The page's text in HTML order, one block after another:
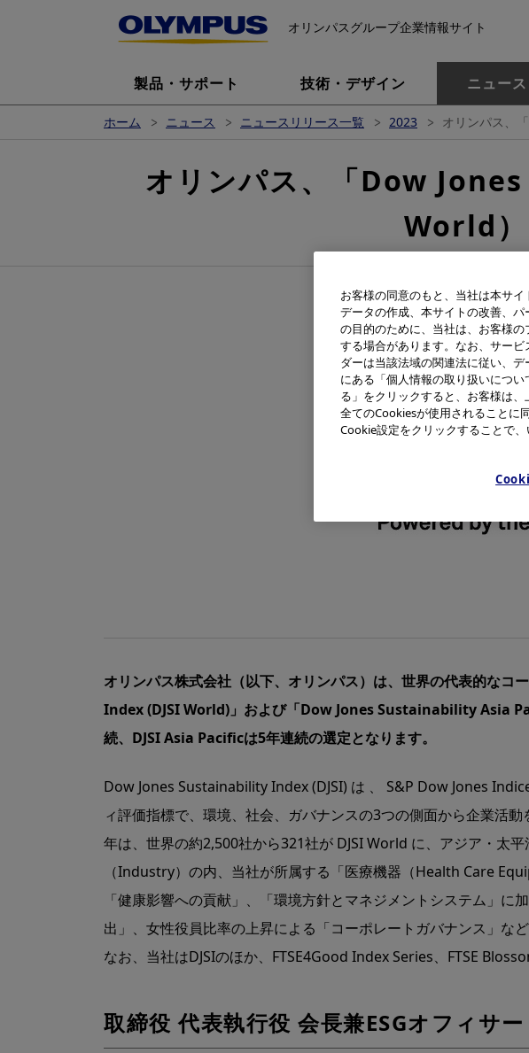
オリンパスグループ企業情報サイト
製品・サポート 技術・デザイン ニュース
ホーム ニュース ニュースリリース一覧 2023 オリンパス、
オリンパス、「Dow
World）
オリンパス株式会社（以下、オリンパス）は、世界の代表的な
Index (DJSI World)」および「Dow Jones Sustainability Asia
続、DJSI Asia Pacificは5年連続の選定となります。
Dow Jones Sustainability Index (DJSI) は 、 S&P Dow Jones
ィ評価指標で、環境、社会、ガバナンスの3つの側面から企業活
年は、世界の約2,500社から321社が DJSI World に、アジア・太
（Industry）の内、当社が所属する「医療機器（Health Care
「健康影響への貢献」、「環境方針とマネジメントシステム」
出」、女性役員比率の上昇による「コーポレートガバナンス」な
なお、当社はDJSIのほか、FTSE4Good Index Series、FTSE
取締役 代表執行役 会長兼ESGオフィサ
お客様の同意のもと、当社は本サ
データの作成、本サイトの改善、
の目的のために、当社は、お客様
する場合があります。なお、サー
ダーは当該法域の関連法に従い、
にある「個人情報の取り扱いにつ
る」をクリックすると、お客様は
全てのCookiesが使用されることに
Cookie設定をクリックすることで